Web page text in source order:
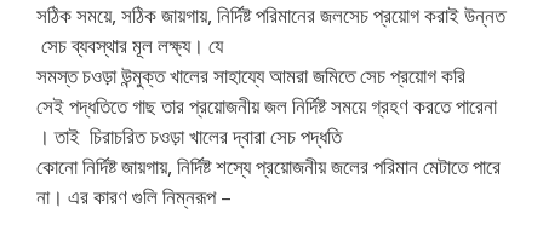
সঠিক সময়ে, সঠিক জায়গায়, নির্দিষ্ট পরিমানের জলসেচ প্রয়োগ করাই উন্নত
সেচ ব্যবস্থার মূল লক্ষ্য। যে
সমস্ত চওড়া উন্মুক্ত খালের সাহায্যে আমরা জমিতে সেচ প্রয়োগ করি
সেই পদ্ধতিতে গাছ তার প্রয়োজনীয় জল নির্দিষ্ট সময়ে গ্রহণ করতে পারেনা
। তাই চিরাচরিত চওড়া খালের দ্বারা সেচ পদ্ধতি
কোনো নির্দিষ্ট জায়গায়, নির্দিষ্ট শস্যে প্রয়োজনীয় জলের পরিমান মেটাতে পারে
না। এর কারণ গুলি নিম্নরূপ –